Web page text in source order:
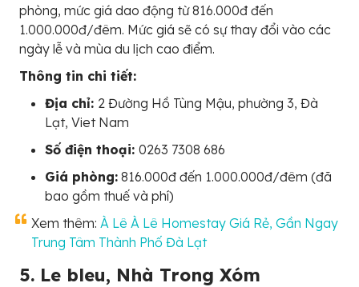
phòng, mức giá dao động từ 816.000đ đến
1.000.000đ/đêm. Mức giá sẽ có sự thay đổi vào các
ngày lễ và mùa du lịch cao điểm.
Thông tin chi tiết:
Địa chỉ: 2 Đường Hồ Tùng Mậu, phường 3, Đà
Lạt, Viet Nam
Số điện thoại: 0263 7308 686
Giá phòng: 816.000đ đến 1.000.000đ/đêm (đã
bao gồm thuế và phí)
Xem thêm: À Lê À Lê Homestay Giá Rẻ, Gần Ngay
Trung Tâm Thành Phố Đà Lạt
5. Le bleu, Nhà Trong Xóm